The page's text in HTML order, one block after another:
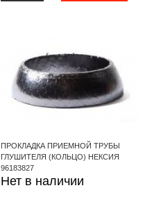
ПРОКЛАДКА ПРИЕМНОЙ ТРУБЫ
ГЛУШИТЕЛЯ (КОЛЬЦО) НЕКСИЯ
96183827
Нет в наличии